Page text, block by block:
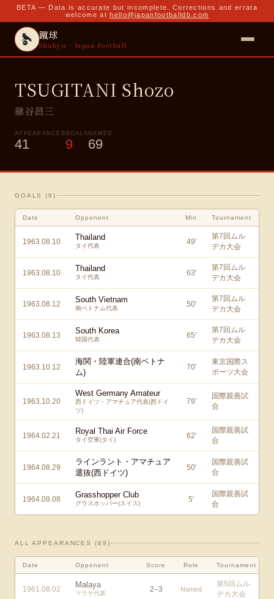
BETA — Data is accurate but incomplete. Corrections and errata
welcome at hello@japanfootballdb.com
蹴球
Shukyu · Japan Football
TSUGITANI Shozo
継谷昌三
APPEARANCES
41
GOALS
9
NAMED
69
GOALS (9 )
Date Opponent Min Tournament
1963.08.10 Thailand
タイ代表 49'
第7回ムル
デカ大会
1963.08.10 Thailand
タイ代表 63'
第7回ムル
デカ大会
1963.08.12 South Vietnam
南ベトナム代表 50'
第7回ムル
デカ大会
1963.08.13 South Korea
韓国代表 65'
第7回ムル
デカ大会
1963.10.12
海関・陸軍連合(南ベトナ
ム)
70'
東京国際ス
ポーツ大会
1963.10.20
West Germany Amateur
西ドイツ・アマチュア代表(西ドイ
ツ)
79'
国際親善試
合
1964.02.21 Royal Thai Air Force
タイ空軍(タイ) 62'
国際親善試
合
1964.08.29
ラインラント・アマチュア
選抜(西ドイツ)
50'
国際親善試
合
1964.09.08 Grasshopper Club
グラスホッパー(スイス) 5'
国際親善試
合
ALL APPEARANCES (69 )
Date Opponent Score Role Tournament
1961.08.02 Malaya
マラヤ代表 2–3 Named
第5回ムル
デカ大会